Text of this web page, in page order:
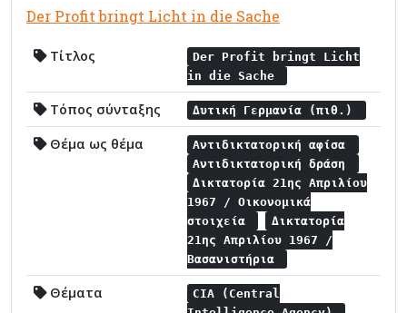
Der Profit bringt Licht in die Sache
Τίτλος
Der Profit bringt Licht
in die Sache
Τόπος σύνταξης Δυτική Γερμανία (πιθ.)
Θέμα ως θέμα
Αντιδικτατορική αφίσα
Αντιδικτατορική δράση
Δικτατορία 21ης Απριλίου
1967 / Οικονομικά
στοιχεία
Δικτατορία
21ης Απριλίου 1967 /
Βασανιστήρια
Θέματα
CIA (Central